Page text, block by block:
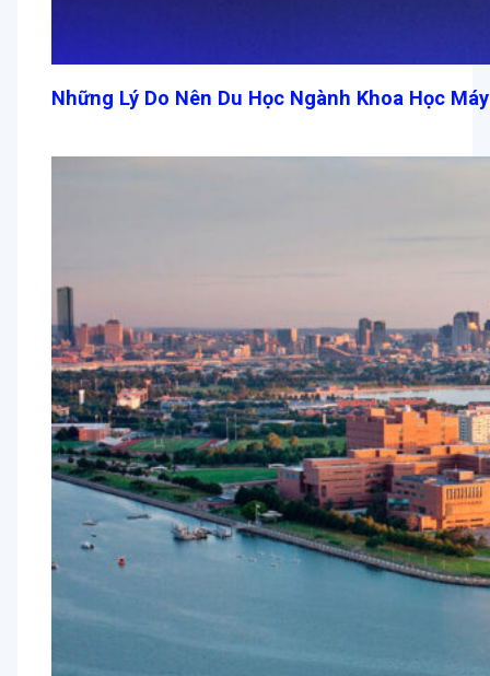
Những Lý Do Nên Du Học Ngành Khoa Học